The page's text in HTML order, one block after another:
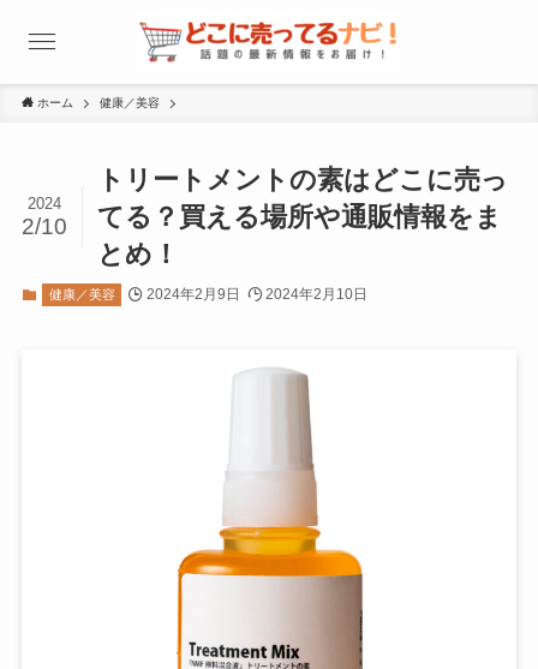
ホーム 健康／美容
トリートメントの素はどこに売っ
てる？買える場所や通販情報をま
とめ！
2024
2/10
健康／美容 2024年2月9日 2024年2月10日